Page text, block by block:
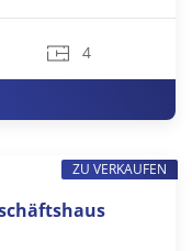
4
ZU VERKAUFEN